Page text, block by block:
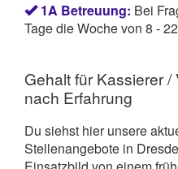
1A Betreuung: Bei
Tage die Woche von 8 -
Gehalt für Kassierer
nach Erfahrung
Du siehst hier unsere
Stellenangebote in